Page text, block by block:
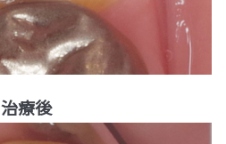
治療後